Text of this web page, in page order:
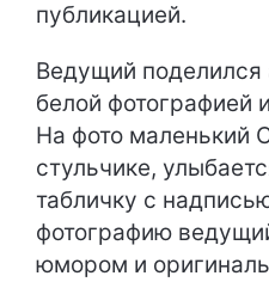
публикацией.
Ведущий поделился
белой фотографией
На фото маленький
стульчике,
табличку с
фотографию
юмором и